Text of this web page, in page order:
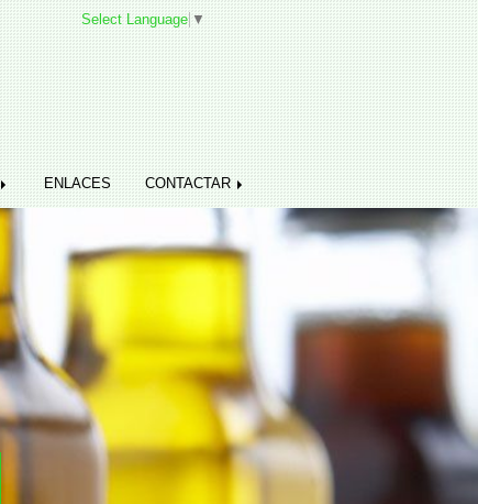
Select Language ▼
ENLACES CONTACTAR